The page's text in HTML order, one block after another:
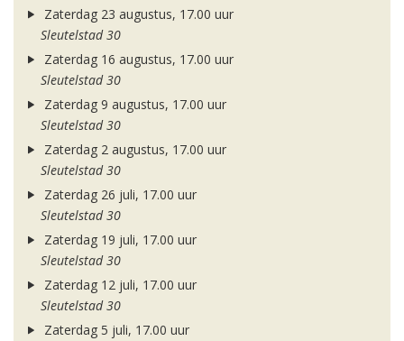
Zaterdag 23 augustus, 17.00 uur
Sleutelstad 30
Zaterdag 16 augustus, 17.00 uur
Sleutelstad 30
Zaterdag 9 augustus, 17.00 uur
Sleutelstad 30
Zaterdag 2 augustus, 17.00 uur
Sleutelstad 30
Zaterdag 26 juli, 17.00 uur
Sleutelstad 30
Zaterdag 19 juli, 17.00 uur
Sleutelstad 30
Zaterdag 12 juli, 17.00 uur
Sleutelstad 30
Zaterdag 5 juli, 17.00 uur